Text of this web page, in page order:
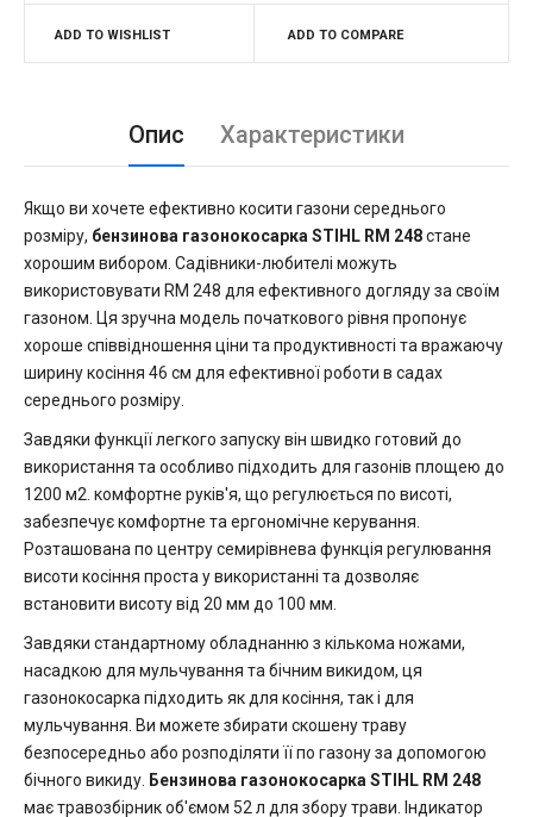
ADD TO WISHLIST ADD TO COMPARE
Опис Характеристики
Якщо ви хочете ефективно косити газони середнього
розміру, бензинова газонокосарка STIHL RM 248стане
хорошим вибором. Садівники-любителі можуть
використовувати RM 248 для ефективного догляду за своїм
газоном. Ця зручна модель початкового рівня пропонує
хороше співвідношення ціни та продуктивності та вражаючу
ширину косіння 46 см для ефективної роботи в садах
середнього розміру.
Завдяки функції легкого запуску він швидко готовий до
використання та особливо підходить для газонів площею до
1200 м2. комфортне руків'я, що регулюється по висоті,
забезпечує комфортне та ергономічне керування.
Розташована по центру семирівнева функція регулювання
висоти косіння проста у використанні та дозволяє
встановити висоту від 20 мм до 100 мм.
Завдяки стандартному обладнанню з кількома ножами,
насадкою для мульчування та бічним викидом, ця
газонокосарка підходить як для косіння, так і для
мульчування. Ви можете збирати скошену траву
безпосередньо або розподіляти її по газону за допомогою
бічного викиду. Бензинова газонокосарка STIHL RM 248
має травозбірник об'ємом 52 л для збору трави. Індикатор